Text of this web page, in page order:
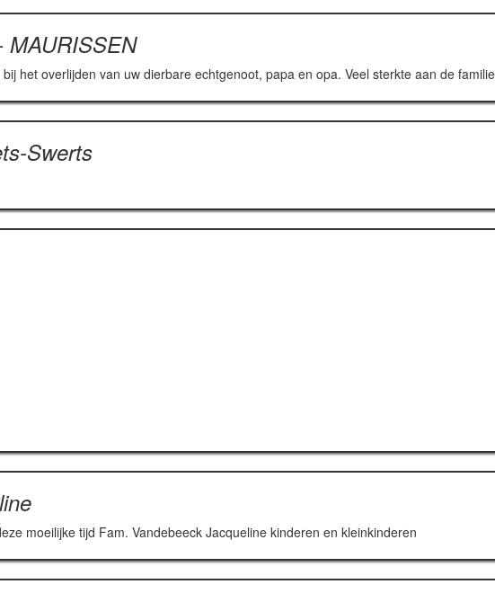
MAURISSEN
het overlijden van uw dierbare echtgenoot, papa en opa. Veel sterkte aan de
Swerts
moeilijke tijd Fam. Vandebeeck Jacqueline kinderen en kleinkinderen